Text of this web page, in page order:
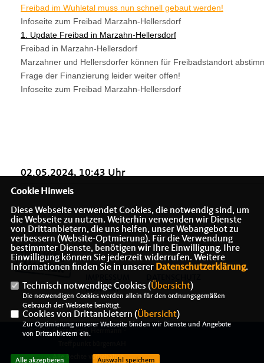
Freibad im Wuhletal muss nun schnell gebaut werden!
Infoseite zum Freibad Marzahn-Hellersdorf
1. Update Freibad in Marzahn-Hellersdorf
Freibad in Marzahn-Hellersdorf
Marzahner und Hellersdorfer können für Freibadstandort
Frage der Finanzierung leider weiter offen!
Infoseite zum Freibad Marzahn-Hellersdorf
02.05.2024, 10:43 Uhr
KONTAKT
@2026 Alexander J. Herrmann -
Alle Rechte vorbehalten.
Cookie Hinweis
Diese Webseite verwendet Cookies, die notwendig sind, um
die Webseite zu nutzen. Weiterhin verwenden wir Dienste
von Drittanbietern, die uns helfen, unser Webangebot zu
verbessern (Website-Optmierung). Für die Verwendung
bestimmter Dienste, benötigen wir Ihre Einwilligung. Ihre
Einwilligung können Sie jederzeit widerrufen. Weitere
Informationen finden Sie in unserer Datenschutzerklärung.
Technisch notwendige Cookies (Übersicht)
Die notwendigen Cookies werden allein für den ordnungsgemäßen
Gebrauch der Webseite benötigt.
Cookies von Drittanbietern (Übersicht)
Zur Optimierung unserer Webseite binden wir Dienste und Angebote
von Drittanbietern ein.
Alle akzeptieren Auswahl speichern